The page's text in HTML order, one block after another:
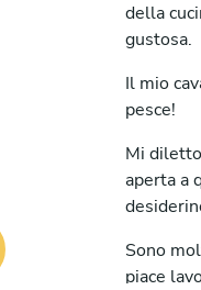
della
gustosa.
Il mio
pesce!
Mi
aperta a
Sono
piace